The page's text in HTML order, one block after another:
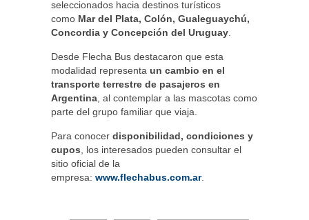
seleccionados hacia destinos turísticos
como Mar del Plata, Colón, Gualeguaychú,
Concordia y Concepción del Uruguay.
Desde Flecha Bus destacaron que esta
modalidad representa un cambio en el
transporte terrestre de pasajeros en
Argentina, al contemplar a las mascotas como
parte del grupo familiar que viaja.
Para conocer disponibilidad, condiciones y
cupos, los interesados pueden consultar el
sitio oficial de la
empresa: www.flechabus.com.ar.